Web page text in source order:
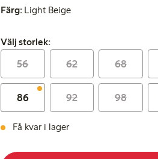
Färg: Light Beige
Välj storlek:
Välj storlek:
56 62 68
86 92 98
Få kvar i lager